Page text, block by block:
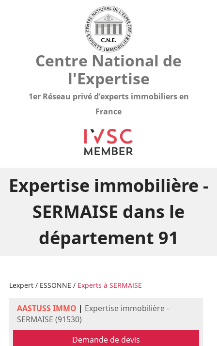
Centre National de
l'Expertise
1er Réseau privé d’experts immobiliers en
France
Expertise immobilière -
SERMAISE dans le
département 91
Lexpert/ ESSONNE / Experts à SERMAISE
AASTUSS IMMO | Expertise immobilière -
SERMAISE (91530)
Demande de devis